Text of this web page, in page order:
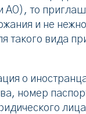
АО), то
и не
такого вида
о
номер